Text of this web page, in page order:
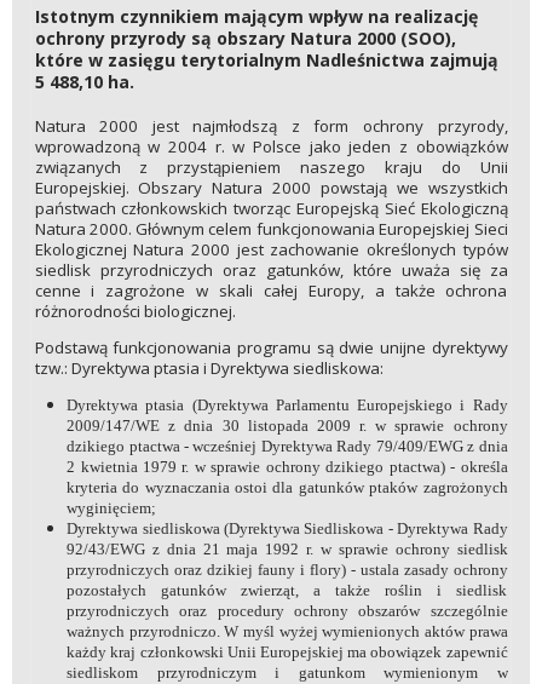
Istotnym czynnikiem mającym wpływ na realizację
ochrony przyrody są obszary Natura 2000 (SOO),
które w zasięgu terytorialnym Nadleśnictwa zajmują
5 488,10 ha.
Natura 2000 jest najmłodszą z form ochrony przyrody,
wprowadzoną w 2004 r. w Polsce jako jeden z obowiązków
związanych z przystąpieniem naszego kraju do Unii
Europejskiej. Obszary Natura 2000 powstają we wszystkich
państwach członkowskich tworząc Europejską Sieć Ekologiczną
Natura 2000. Głównym celem funkcjonowania Europejskiej Sieci
Ekologicznej Natura 2000 jest zachowanie określonych typów
siedlisk przyrodniczych oraz gatunków, które uważa się za
cenne i zagrożone w skali całej Europy, a także ochrona
różnorodności biologicznej.
Podstawą funkcjonowania programu są dwie unijne dyrektywy
tzw.: Dyrektywa ptasia i Dyrektywa siedliskowa:
Dyrektywa ptasia (Dyrektywa Parlamentu Europejskiego i Rady
2009/147/WE z dnia 30 listopada 2009 r. w sprawie ochrony
dzikiego ptactwa - wcześniej Dyrektywa Rady 79/409/EWG z dnia
2 kwietnia 1979 r. w sprawie ochrony dzikiego ptactwa) - określa
kryteria do wyznaczania ostoi dla gatunków ptaków zagrożonych
wyginięciem;
Dyrektywa siedliskowa (Dyrektywa Siedliskowa - Dyrektywa Rady
92/43/EWG z dnia 21 maja 1992 r. w sprawie ochrony siedlisk
przyrodniczych oraz dzikiej fauny i flory) - ustala zasady ochrony
pozostałych gatunków zwierząt, a także roślin i siedlisk
przyrodniczych oraz procedury ochrony obszarów szczególnie
ważnych przyrodniczo. W myśl wyżej wymienionych aktów prawa
każdy kraj członkowski Unii Europejskiej ma obowiązek zapewnić
siedliskom przyrodniczym i gatunkom wymienionym w